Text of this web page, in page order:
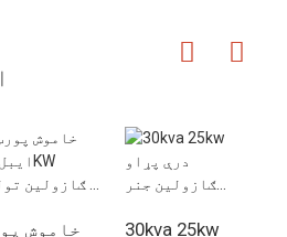
خاموش
30kva 25kw